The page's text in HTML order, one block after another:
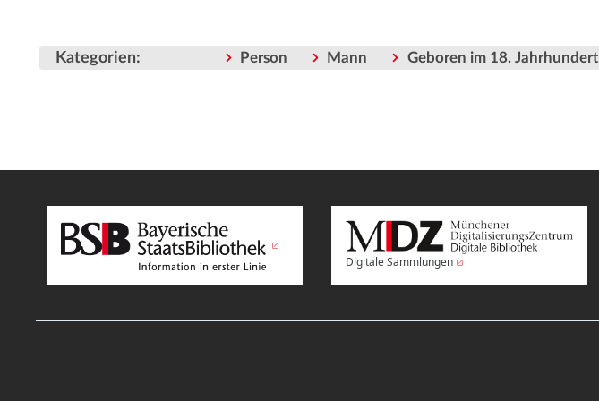
Kategorien: Person Mann Geboren im 18. Jahrhundert
Digitale Sammlungen